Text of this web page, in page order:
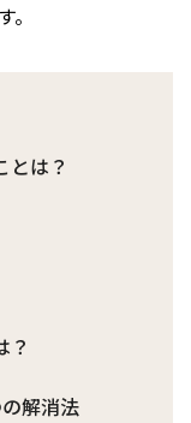
とは？
？
解消法